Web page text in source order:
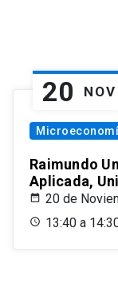
20 NOV
Raimundo
Aplicada,
20 de
13:40 a